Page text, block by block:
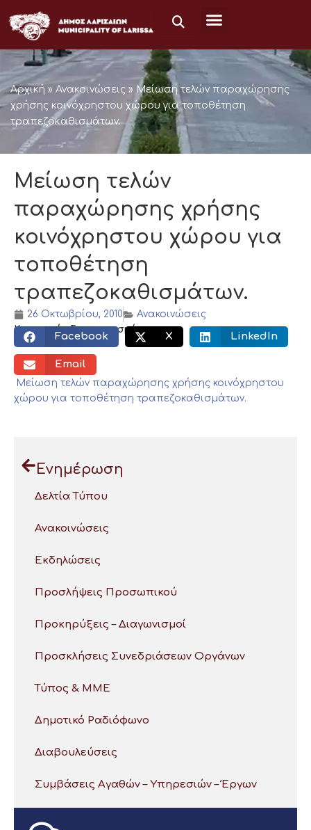
στο
περιεχόμενο
Αρχική » Ανακοινώσεις » Μείωση τελών παραχώρησης
χρήσης κοινόχρηστου χώρου για τοποθέτηση
τραπεζοκαθισμάτων.
Μείωση τελών
παραχώρησης χρήσης
κοινόχρηστου χώρου για
τοποθέτηση
τραπεζοκαθισμάτων.
26 Οκτωβρίου, 2010
Ανακοινώσεις
Κοινωνικός διαμοιρασμός:
Facebook X LinkedIn
Email
Μείωση τελών παραχώρησης χρήσης κοινόχρηστου
χώρου για τοποθέτηση τραπεζοκαθισμάτων.
Ενημέρωση
Δελτία Τύπου
Ανακοινώσεις
Εκδηλώσεις
Προσλήψεις Προσωπικού
Προκηρύξεις – Διαγωνισμοί
Προσκλήσεις Συνεδριάσεων Οργάνων
Τύπος & ΜΜΕ
Δημοτικό Ραδιόφωνο
Διαβουλεύσεις
Συμβάσεις Αγαθών – Υπηρεσιών – Έργων